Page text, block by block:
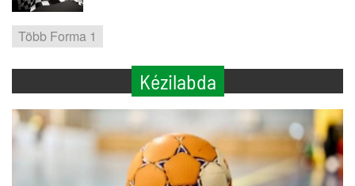
Több Forma 1
Kézilabda